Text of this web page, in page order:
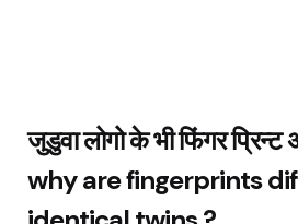
जुडुवा लोगो के भी फिंगर प्रिन्ट
why are fingerprints